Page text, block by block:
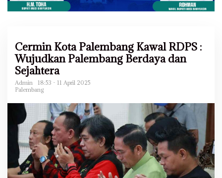
Cermin Kota Palembang Kawal RDPS :
Wujudkan Palembang Berdaya dan
Sejahtera
Admin
18:53 - 11 April 2025
Palembang